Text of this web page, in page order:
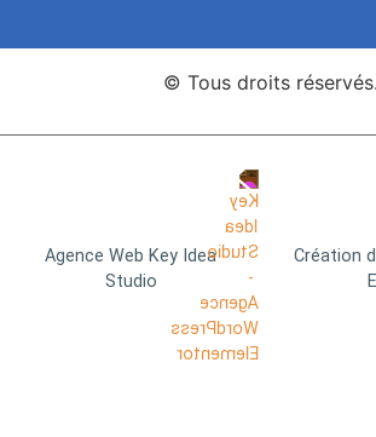
© Tous droits réservés.
Agence Web Key Idea
Studio
Création